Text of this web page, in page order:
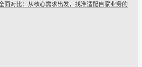
面对比：从核心需求出发，找准适配自家业务的